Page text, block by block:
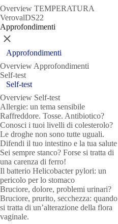
Overview TEMPERATURA
VerovalDS22
Approfondimenti
Chiudere
Approfondimenti
Overview Approfondimenti
Self-test
Self-test
Overview Self-test
Allergie: un tema sensibile
Raffreddore. Tosse. Antibiotico?
Conosci i tuoi livelli di colesterolo?
Le droghe non sono tutte uguali.
Difendi il tuo intestino e la tua salute
Sei sempre stanco? Forse si tratta di
una carenza di ferro!
Il batterio Helicobacter pylori: un
pericolo per lo stomaco
Bruciore, dolore, problemi urinari?
Bruciore, prurito, secchezza: quando
si tratta di un’alterazione della flora
vaginale.